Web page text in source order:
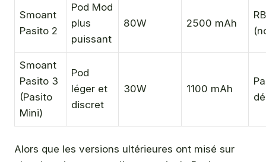
Smoant
Pasito 2
Pod Mod
plus
puissant
80W 2500 mAh
Smoant
Pasito 3
(Pasito
Mini)
Pod
léger et
discret
30W 1100 mAh
Alors que les versions ultérieures ont misé sur